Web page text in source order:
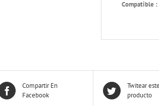
Compatible :
Compartir En
Facebook
Twitear este
producto